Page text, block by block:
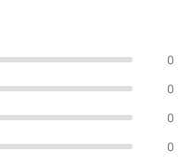
0
0
0
0